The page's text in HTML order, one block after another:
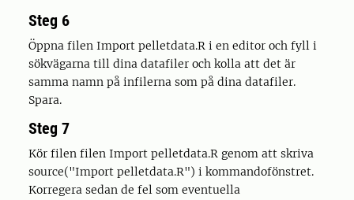
Steg 6
Öppna filen Import pelletdata.R i en editor och fyll i
sökvägarna till dina datafiler och kolla att det är
samma namn på infilerna som på dina datafiler.
Spara.
Steg 7
Kör filen filen Import pelletdata.R genom att skriva
source("Import pelletdata.R") i kommandofönstret.
Korregera sedan de fel som eventuella